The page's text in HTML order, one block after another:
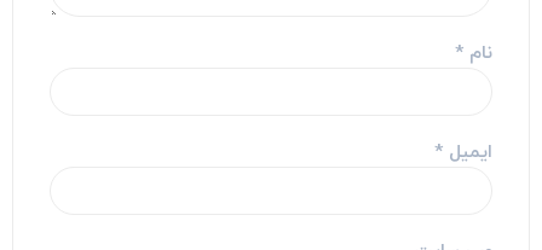
نام*
ایمیل*